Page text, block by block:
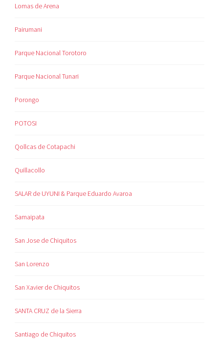
Lomas de Arena
Pairumani
Parque Nacional Torotoro
Parque Nacional Tunari
Porongo
POTOSI
Qollcas de Cotapachi
Quillacollo
SALAR de UYUNI & Parque Eduardo Avaroa
Samaipata
San Jose de Chiquitos
San Lorenzo
San Xavier de Chiquitos
SANTA CRUZ de la Sierra
Santiago de Chiquitos